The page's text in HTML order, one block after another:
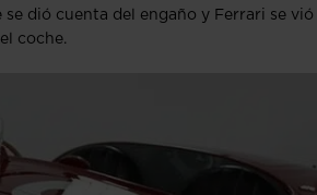
dió cuenta del engaño y Ferrari se
coche.